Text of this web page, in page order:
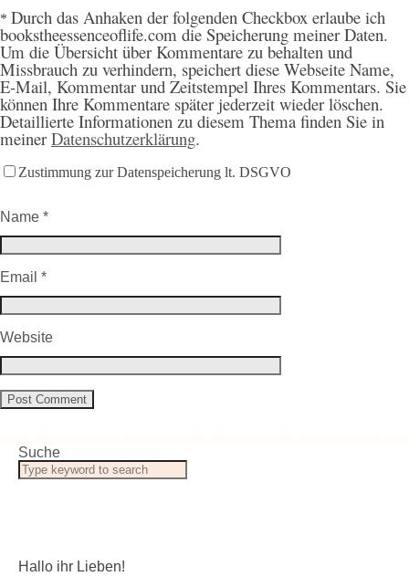
* Durch das Anhaken der folgenden Checkbox erlaube ich
bookstheessenceoflife.com die Speicherung meiner Daten.
Um die Übersicht über Kommentare zu behalten und
Missbrauch zu verhindern, speichert diese Webseite Name,
E-Mail, Kommentar und Zeitstempel Ihres Kommentars. Sie
können Ihre Kommentare später jederzeit wieder löschen.
Detaillierte Informationen zu diesem Thema finden Sie in
meiner Datenschutzerklärung.
Zustimmung zur Datenspeicherung lt. DSGVO
Name *
Email *
Website
Suche
Hallo ihr Lieben!